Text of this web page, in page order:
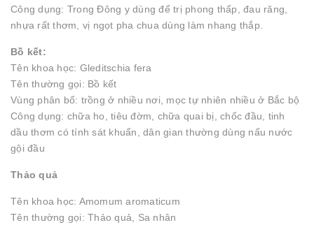
Công dụng: Trong Đông y dùng để trị phong thấp, đau răng,
nhựa rất thơm, vị ngọt pha chua dùng làm nhang thắp.
Bồ kết:
Tên khoa học: Gleditschia fera
Tên thường gọi: Bồ kết
Vùng phân bổ: trồng ở nhiều nơi, mọc tự nhiên nhiều ở Bắc bộ
Công dụng: chữa ho, tiêu đờm, chữa quai bị, chốc đầu, tinh
dầu thơm có tính sát khuẩn, dân gian thường dùng nấu nước
gội đầu
Thảo quả
Tên khoa học: Amomum aromaticum
Tên thường gọi: Thảo quả, Sa nhân